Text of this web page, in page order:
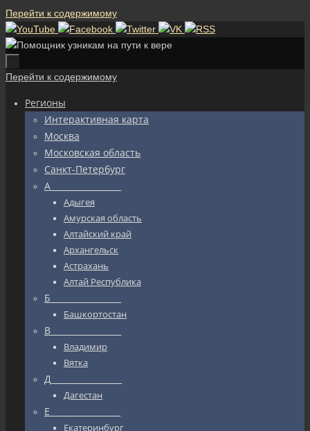
Перейти к содержимому
Перейти к содержимому
Регионы
Интерактивная карта
Москва
Московская область
Санкт-Петербург
А_________________
Адыгея
Амурская область
Алтайский край
Архангельск
Астрахань
Алтай Республика
Б_________________
Башкортостан
В_________________
Владимир
Вятка
Д_________________
Дагестан
Е_________________
Екатеринбург